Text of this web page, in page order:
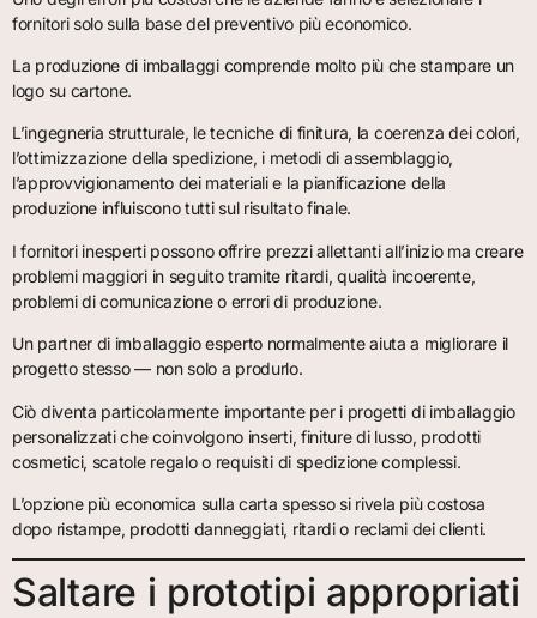
fornitori solo sulla base del preventivo più economico.
La produzione di imballaggi comprende molto più che stampare un
logo su cartone.
L’ingegneria strutturale, le tecniche di finitura, la coerenza dei colori,
l’ottimizzazione della spedizione, i metodi di assemblaggio,
l’approvvigionamento dei materiali e la pianificazione della
produzione influiscono tutti sul risultato finale.
I fornitori inesperti possono offrire prezzi allettanti all’inizio ma creare
problemi maggiori in seguito tramite ritardi, qualità incoerente,
problemi di comunicazione o errori di produzione.
Un partner di imballaggio esperto normalmente aiuta a migliorare il
progetto stesso — non solo a produrlo.
Ciò diventa particolarmente importante per i progetti di imballaggio
personalizzati che coinvolgono inserti, finiture di lusso, prodotti
cosmetici, scatole regalo o requisiti di spedizione complessi.
L’opzione più economica sulla carta spesso si rivela più costosa
dopo ristampe, prodotti danneggiati, ritardi o reclami dei clienti.
Saltare i prototipi appropriati